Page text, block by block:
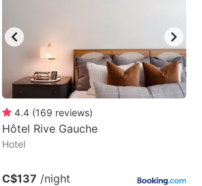
4.4 (169 reviews)
Hôtel Rive Gauche
Hotel
C$137 /night